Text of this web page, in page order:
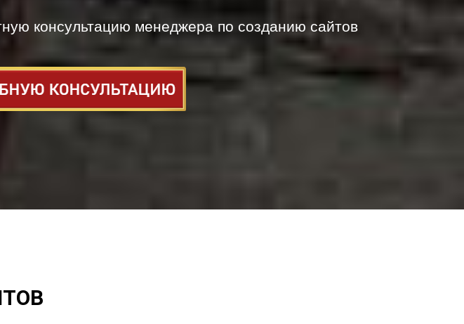
консультацию менеджера по созданию сайтов